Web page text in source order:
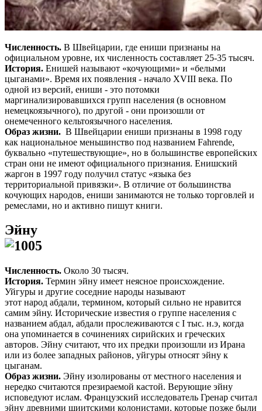
Численность. В Швейцарии, где ениши признаны на
официальном уровне, их численность составляет 25-35 тысяч.
История. Енишей называют «кочующими» и «белыми
цыганами». Время их появления - начало XVIII века. По
одной из версий, ениши - это потомки
маргинализировавшихся групп населения (в основном
немецкоязычного), по другой - они произошли от
онемеченного кельтоязычного населения.
Образ жизни. В Швейцарии ениши признаны в 1998 году
как национальное меньшинство под названием Fahrende,
буквально «путешествующие», но в большинстве европейских
стран они не имеют официального признания. Енишский
жаргон в 1997 году получил статус «языка без
территориальной привязки». В отличие от большинства
кочующих народов, ениши занимаются не только торговлей и
ремеслами, но и активно пишут книги.
Эйну
Численность. Около 30 тысяч.
История. Термин эйну имеет неясное происхождение.
Уйгуры и другие соседние народы называют
этот народ абдали, термином, который сильно не нравится
самим эйну. Исторические известия о группе населения с
названием абдал, абдали прослеживаются с I тыс. н.э, когда
она упоминается в сочинениях сирийских и греческих
авторов. Эйну считают, что их предки произошли из Ирана
или из более западных районов, уйгуры относят эйну к
цыганам.
Образ жизни. Эйну изолированы от местного населения и
нередко считаются презираемой кастой. Верующие эйну
исповедуют ислам. Французский исследователь Гренар считал
эйну древними шиитскими колонистами, которые позже были